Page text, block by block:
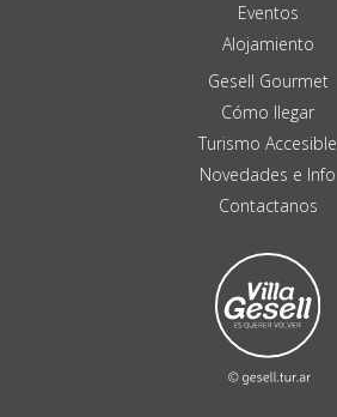
Eventos
Alojamiento
Gesell Gourmet
Cómo llegar
Turismo Accesible
Novedades e Info
Contactanos